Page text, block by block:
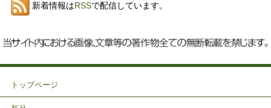
新着情報はRSSで配信しています。
トップページ